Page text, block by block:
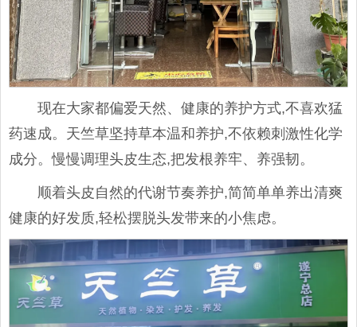
现在大家都偏爱天然、健康的养护方式,不喜欢猛
药速成。天竺草坚持草本温和养护,不依赖刺激性化学
成分。慢慢调理头皮生态,把发根养牢、养强韧。
顺着头皮自然的代谢节奏养护,简简单单养出清爽
健康的好发质,轻松摆脱头发带来的小焦虑。